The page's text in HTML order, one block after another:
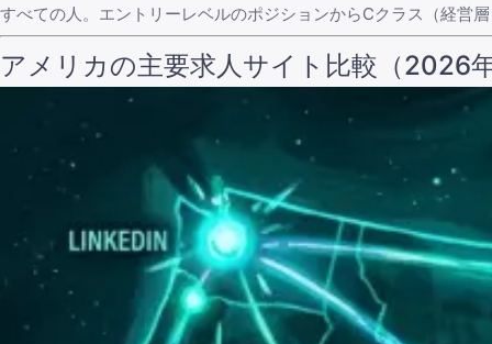
すべての人。エントリーレベルのポジションからCクラス（経営
アメリカの主要求人サイト比較（2026